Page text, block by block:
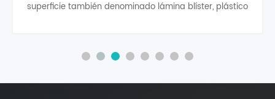
superficie también denominado lámina blíster, plástico